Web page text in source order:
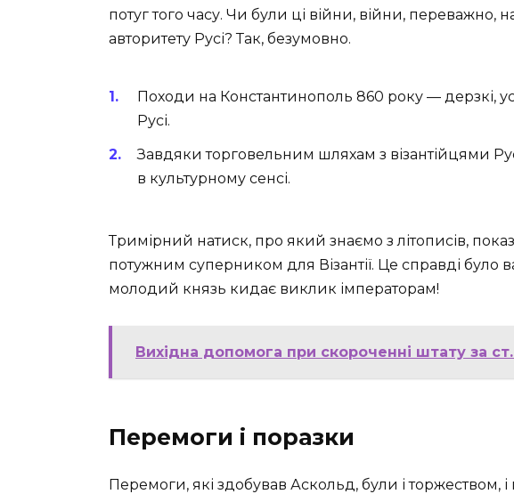
потуг того часу. Чи були ці війни, війни, переважно,
авторитету Русі? Так, безумовно.
Походи на Константинополь 860 року — дерзкі,
Русі.
Завдяки торговельним шляхам з візантійцями
в культурному сенсі.
Тримірний натиск, про який знаємо з літописів,
потужним суперником для Візантії. Це справді було
молодий князь кидає виклик імператорам!
Вихідна допомога при скороченні штату за
Перемоги і поразки
Перемоги, які здобував Аскольд, були і торжеством,